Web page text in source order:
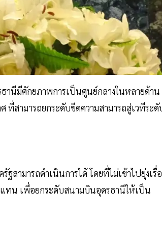
ธานีมีศักยภาพการเป็นศูนย์กลางในหลายด้าน
ที่สามารถยกระดับขีดความสามารถสู่เวทีระดั
สามารถดำเนินการได้ โดยที่ไม่เข้าไปยุ่งเรื่
น เพื่อยกระดับสนามบินอุดรธานีให้เป็น